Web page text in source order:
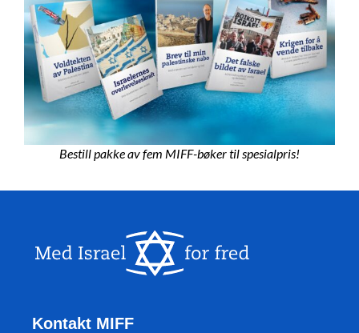
Bestill pakke av fem MIFF-bøker til spesialpris!
Kontakt MIFF